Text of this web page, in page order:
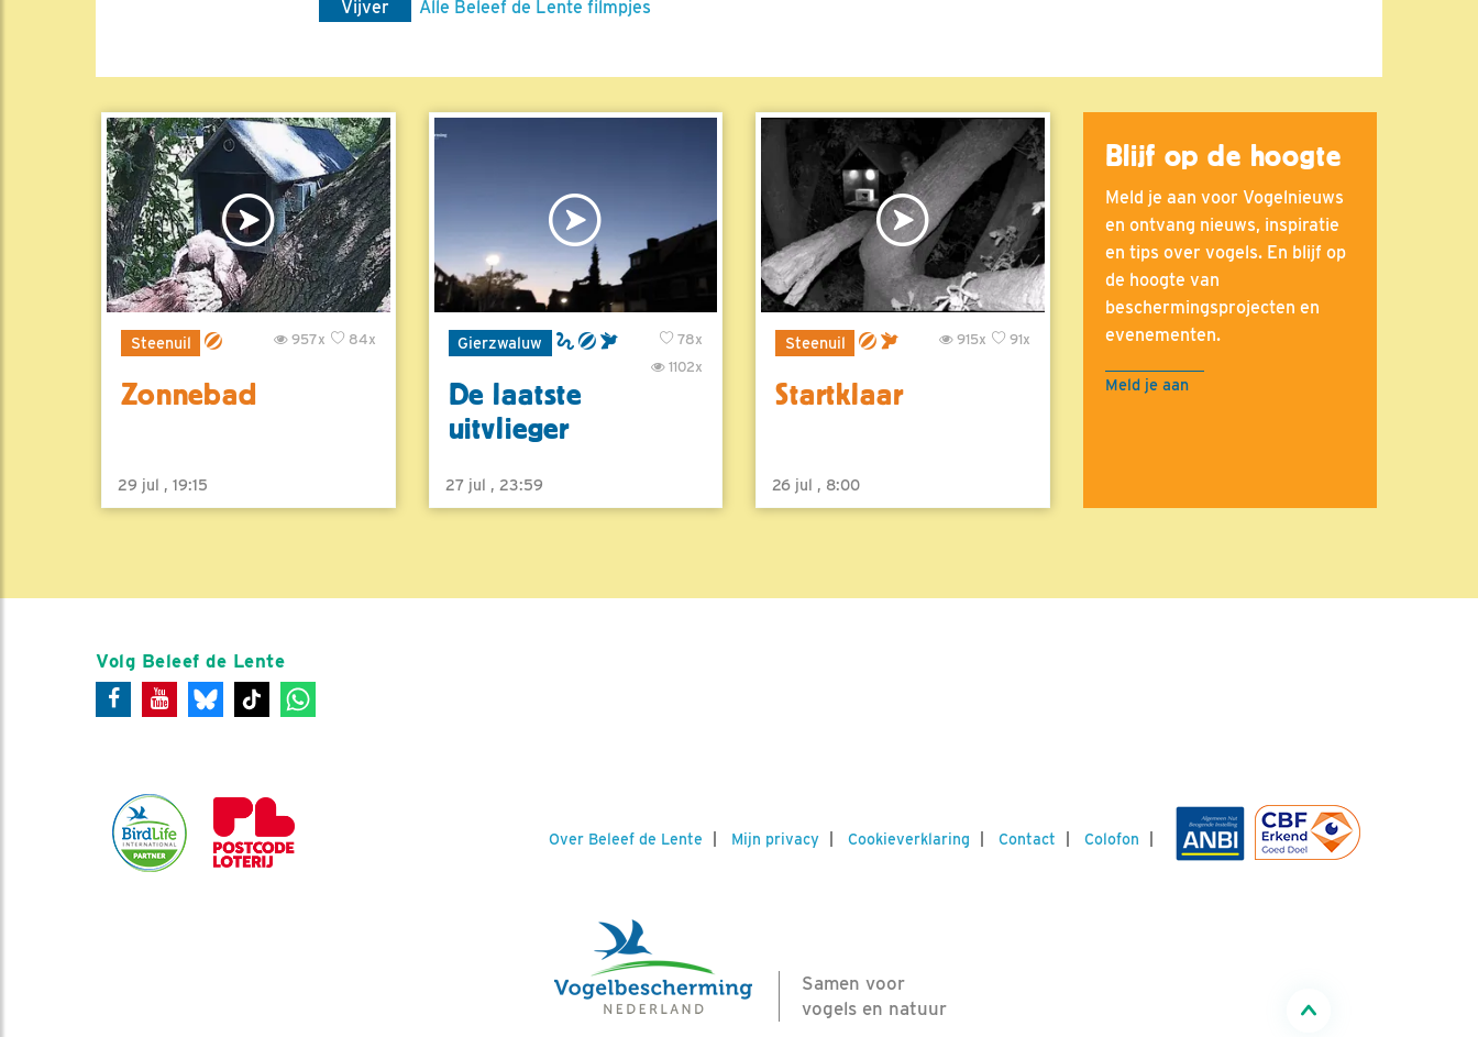
Vijver Alle Beleef de Lente filmpjes
Steenuil 84x
957x
Zonnebad
29 jul , 19:15
Gierzwaluw
78x
1102x
De laatste
uitvlieger
27 jul , 23:59
Steenuil 91x
915x
Startklaar
26 jul , 8:00
Blijf op de hoogte
Meld je aan voor Vogelnieuws
en ontvang nieuws, inspiratie
en tips over vogels. En blijf op
de hoogte van
beschermingsprojecten en
evenementen.
Meld je aan
Volg Beleef de Lente
Over Beleef de Lente Mijn privacy Cookieverklaring Contact Colofon
Samen voor
vogels en natuur